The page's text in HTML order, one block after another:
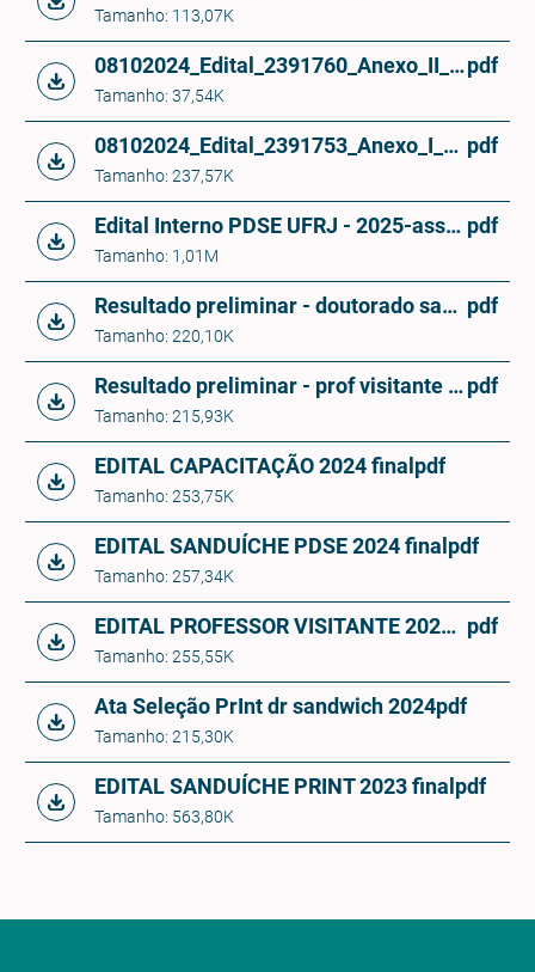
Tamanho: 113,07K
08102024_Edital_2391760_Anexo_II___Declaracao_Reconhecimento_da_Fluencia_Linguistica_do_cooorientador_no_exterior__1_pdf
Tamanho: 37,54K
08102024_Edital_2391753_Anexo_I___Termo_de_Outorga___1_ pdf
Tamanho: 237,57K
Edital Interno PDSE UFRJ - 2025-assinado pdf
Tamanho: 1,01M
Resultado preliminar - doutorado sanduíche PDSE 2024 pdf
Tamanho: 220,10K
Resultado preliminar - prof visitante 2024 - Ata Seleção PrInt pdf
Tamanho: 215,93K
EDITAL CAPACITAÇÃO 2024 final pdf
Tamanho: 253,75K
EDITAL SANDUÍCHE PDSE 2024 final pdf
Tamanho: 257,34K
EDITAL PROFESSOR VISITANTE 2024 final_Mar24 pdf
Tamanho: 255,55K
Ata Seleção PrInt dr sandwich 2024pdf
Tamanho: 215,30K
EDITAL SANDUÍCHE PRINT 2023 final pdf
Tamanho: 563,80K